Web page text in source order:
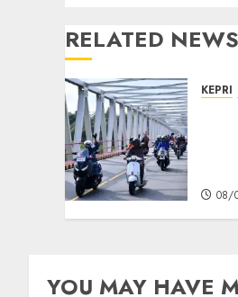
RELATED NEWS
KEPRI
08/
YOU MAY HAVE